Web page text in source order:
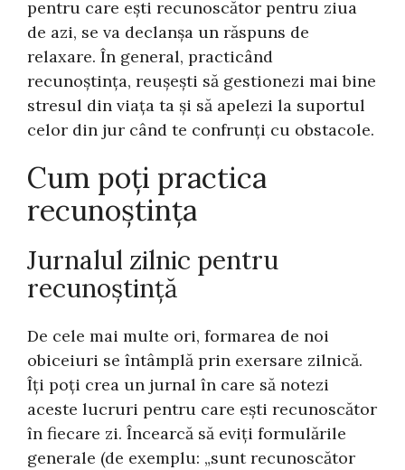
pentru care ești recunoscător pentru ziua
de azi, se va declanșa un răspuns de
relaxare. În general, practicând
recunoștința, reușești să gestionezi mai bine
stresul din viața ta și să apelezi la suportul
celor din jur când te confrunți cu obstacole.
Cum poți practica
recunoștința
Jurnalul zilnic pentru
recunoștință
De cele mai multe ori, formarea de noi
obiceiuri se întâmplă prin exersare zilnică.
Îți poți crea un jurnal în care să notezi
aceste lucruri pentru care ești recunoscător
în fiecare zi. Încearcă să eviți formulările
generale (de exemplu: „sunt recunoscător